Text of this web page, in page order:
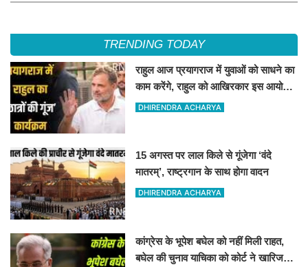
TRENDING TODAY
राहुल आज प्रयागराज में युवाओं को साधने का
काम करेंगे, राहुल को आखिरकार इस आयोजन
की अनुमति मिली
DHIRENDRA ACHARYA
15 अगस्त पर लाल किले से गूंजेगा ‘वंदे
मातरम्’, राष्ट्रगान के साथ होगा वादन
DHIRENDRA ACHARYA
कांग्रेस के भूपेश बघेल को नहीं मिली राहत,
बघेल की चुनाव याचिका को कोर्ट ने खारिज